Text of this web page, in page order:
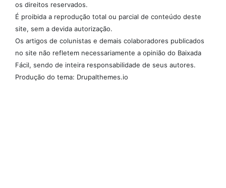
os direitos reservados.
É proibida a reprodução total ou parcial de conteúdo deste
site, sem a devida autorização.
Os artigos de colunistas e demais colaboradores publicados
no site não refletem necessariamente a opinião do Baixada
Fácil, sendo de inteira responsabilidade de seus autores.
Produção do tema: Drupalthemes.io